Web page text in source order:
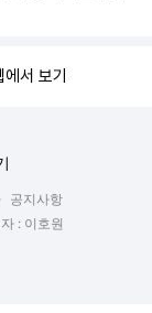
서 보기
공지사항
: 이호원